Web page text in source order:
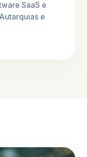
SaaS e
e